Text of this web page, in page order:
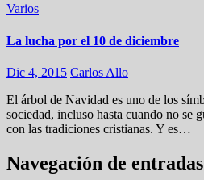
Varios
La lucha por el 10 de diciembre
Dic 4, 2015 Carlos Allo
El árbol de Navidad es uno de los
sociedad, incluso hasta cuando no se
con las tradiciones cristianas. Y es…
Navegación de entradas